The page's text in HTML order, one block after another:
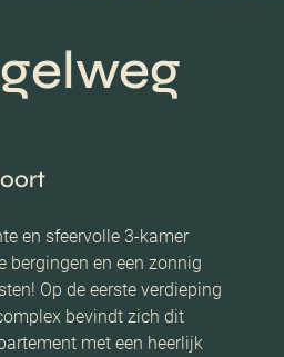
en sfeervolle 3-kamer
bergingen en een zonnig
Op de eerste verdieping
bevindt zich dit
met een heerlijk